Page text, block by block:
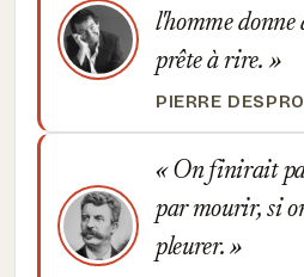
l'homme donne
prête à rire.
PIERRE
On finirait
par mourir, si
pleurer.